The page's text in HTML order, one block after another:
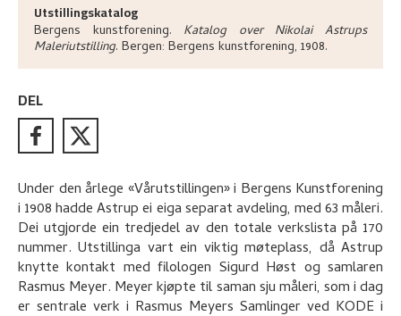
Utstillingskatalog
Bergens kunstforening. Katalog over Nikolai Astrups
Maleriutstilling. Bergen: Bergens kunstforening, 1908.
DEL
Under den årlege «Vårutstillingen» i Bergens Kunstforening
i 1908 hadde Astrup ei eiga separat avdeling, med 63 måleri.
Dei utgjorde ein tredjedel av den totale verkslista på 170
nummer. Utstillinga vart ein viktig møteplass, då Astrup
knytte kontakt med filologen Sigurd Høst og samlaren
Rasmus Meyer. Meyer kjøpte til saman sju måleri, som i dag
er sentrale verk i Rasmus Meyers Samlinger ved KODE i